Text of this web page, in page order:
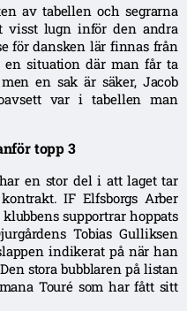
av tabellen och segrarna
visst lugn inför den andra
för dansken lär finnas från
situation där man får ta
en sak är säker, Jacob
var i tabellen man
topp 3
en stor del i att laget tar
IF Elfsborgs Arber
supportrar hoppats
Tobias Gulliksen
indikerat på när han
stora bubblaren på listan
Touré som har fått sitt